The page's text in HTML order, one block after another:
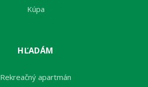
Kúpa
HĽADÁM
Rekreačný apartmán